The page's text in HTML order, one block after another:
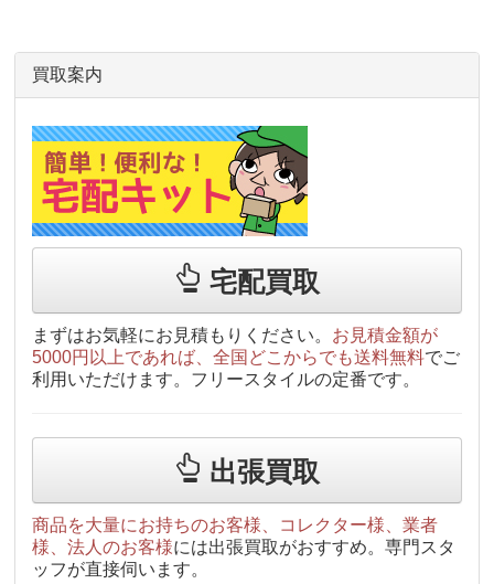
買取案内
宅配買取
まずはお気軽にお見積もりください。 お見積金額が
5000円以上であれば、全国どこからでも送料無料でご
利用いただけます。フリースタイルの定番です。
出張買取
商品を大量にお持ちのお客様、コレクター様、業者
様、法人のお客様には出張買取がおすすめ。専門スタ
ッフが直接伺います。